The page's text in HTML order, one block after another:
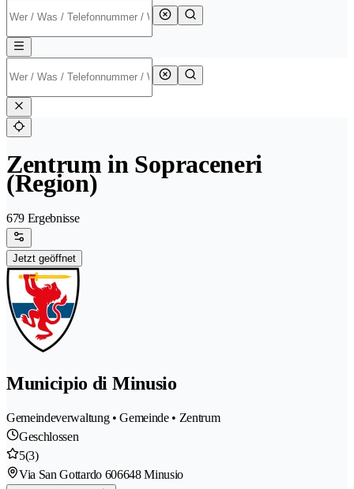
Zentrum in Sopraceneri
(Region)
679 Ergebnisse
Jetzt geöffnet
Municipio di Minusio
Gemeindeverwaltung • Gemeinde • Zentrum
Geschlossen
5(3)
Via San Gottardo 606648 Minusio